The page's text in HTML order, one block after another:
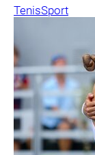
TenisSport